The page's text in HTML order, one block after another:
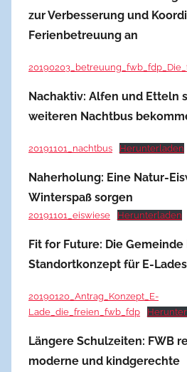
zur Verbesserung und
Ferienbetreuung an
Nachaktiv: Alfen und Etteln
weiteren Nachtbus
20191101_nachtbus Herunterladen
Naherholung: Eine Natur-
Winterspaß sorgen
20191101_eiswiese Herunterladen
Fit for Future: Die
Standortkonzept für E-
20190120_Antrag_Konzept_E-
Lade_die_freien_fwb_fdp
Längere Schulzeiten: FWB
moderne und kindgerechte